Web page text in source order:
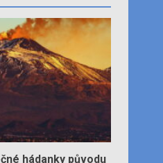
hádanky původu